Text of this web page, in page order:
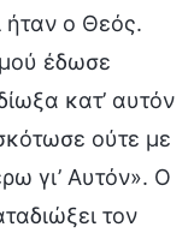
ήταν ο Θεός.
έδωσε
κατ’ αυτόν
ούτε με
γι’ Αυτόν». Ο
τον